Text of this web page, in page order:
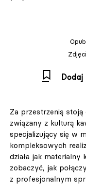
Dodaj
Za przestrzenią stoją
związany z kulturą
specjalizujący się w
kompleksowych
działa jak
zobaczyć, jak
z profesjonalnym